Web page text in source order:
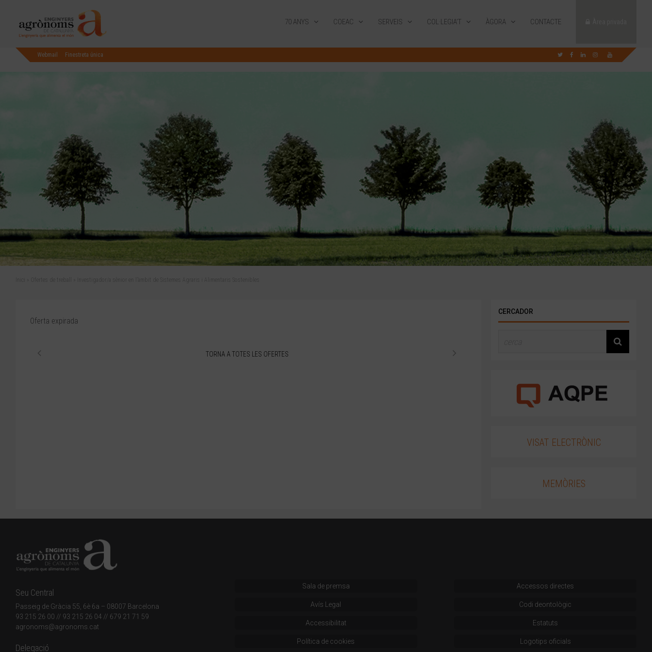
70 ANYS COEAC SERVEIS COL·LEGIA’T ÀGORA CONTACTE
Webmail Finestreta única
Oferta expirada
TORNA A TOTES LES OFERTES
CERCADOR
VISAT ELECTRÒNIC
MEMÒRIES
Seu Central
Passeig de Gràcia 55, 6è 6a – 08007 Barcelona
93 215 26 00 // 93 215 26 04 // 679 21 71 59
agronoms@agronoms.cat
Delegació
Sala de premsa
Avís Legal
Accessibilitat
Política de cookies
Accessos directes
Codi deontològic
Estatuts
Logotips oficials